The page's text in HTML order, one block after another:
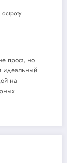
прост, но
идеальный
на